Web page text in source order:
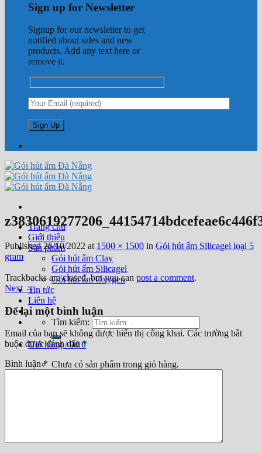
Sign up for Newsletter
Signup for our newsletter to get
notified about sales and new
products. Add any text here or
remove it.
Trang chủ
Giới thiệu
Sản phẩm
Gói hút ẩm Clay
Gói hút ẩm Silicagel
Gói hút ẩm Oxygen
Tin tức
Liên hệ
Tìm kiếm:
Giỏ hàng /0₫ 0
Chưa có sản phẩm trong giỏ hàng.
Published 26/10/2022 at 1500 × 1500 in Gói hút ẩm Silicagel loại 5
gram
Trackbacks are closed, but you can post a comment.
Next →
Để lại một bình luận
Email của bạn sẽ không được hiển thị công khai. Các trường bắt
buộc được đánh dấu*
Bình luận*